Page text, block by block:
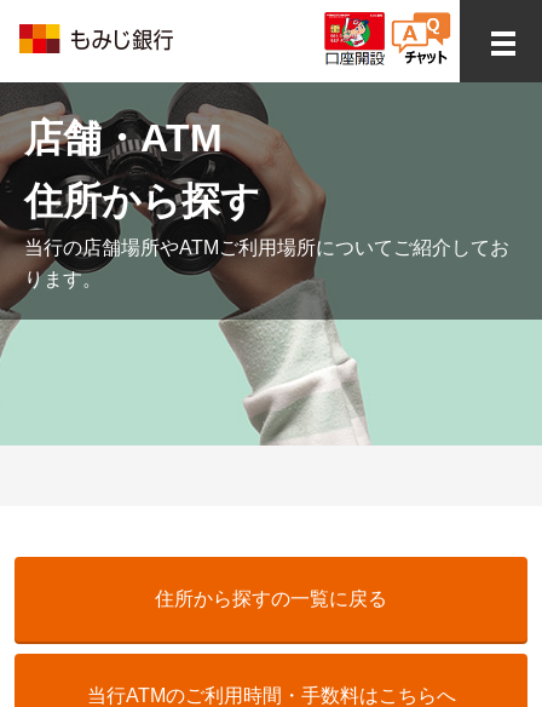
店舗・ATM
住所から探す
当行の店舗場所やATMご利用場所についてご紹介してお
ります。
住所から探すの一覧に戻る
当行ATMのご利用時間・手数料はこちらへ